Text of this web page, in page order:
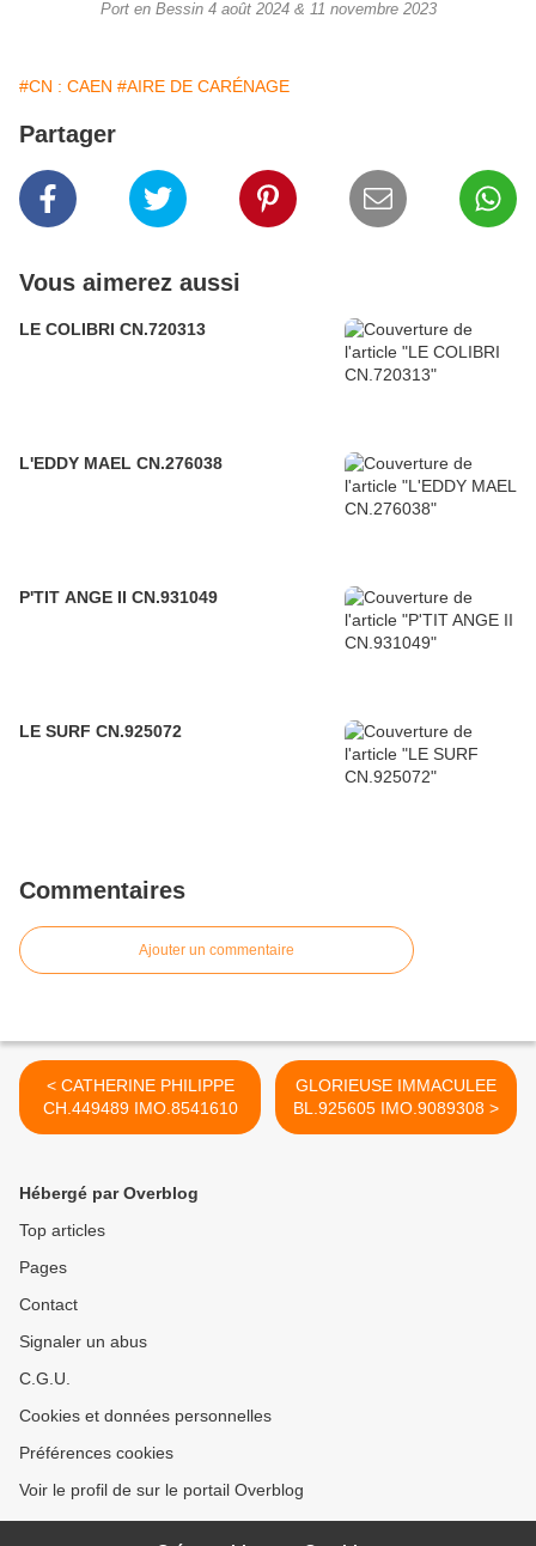
Port en Bessin 4 août 2024 & 11 novembre 2023
#CN : CAEN #AIRE DE CARÉNAGE
Partager
Vous aimerez aussi
LE COLIBRI CN.720313
L'EDDY MAEL CN.276038
P'TIT ANGE II CN.931049
LE SURF CN.925072
Commentaires
Ajouter un commentaire
< CATHERINE PHILIPPE
CH.449489 IMO.8541610
GLORIEUSE IMMACULEE
BL.925605 IMO.9089308 >
Hébergé par Overblog
Top articles
Pages
Contact
Signaler un abus
C.G.U.
Cookies et données personnelles
Préférences cookies
Voir le profil de sur le portail Overblog